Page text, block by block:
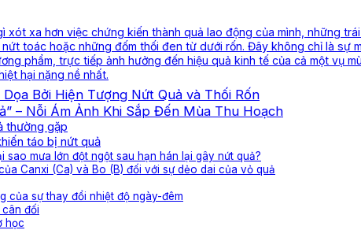
xót xa hơn việc chứng kiến thành quả lao động của mình, những
toác hoặc những đốm thối đen từ dưới rốn. Đây không chỉ là sự
phẩm, trực tiếp ảnh hưởng đến hiệu quả kinh tế của cả một vụ
hại nặng nề nhất.
Bởi Hiện Tượng Nứt Quả và Thối Rốn
– Nỗi Ám Ảnh Khi Sắp Đến Mùa Thu Hoạch
thường gặp
táo bị nứt quả
sao mưa lớn đột ngột sau hạn hán lại gây nứt quả?
Canxi (Ca) và Bo (B) đối với sự dẻo dai của vỏ quả
của sự thay đổi nhiệt độ ngày-đêm
đối
học